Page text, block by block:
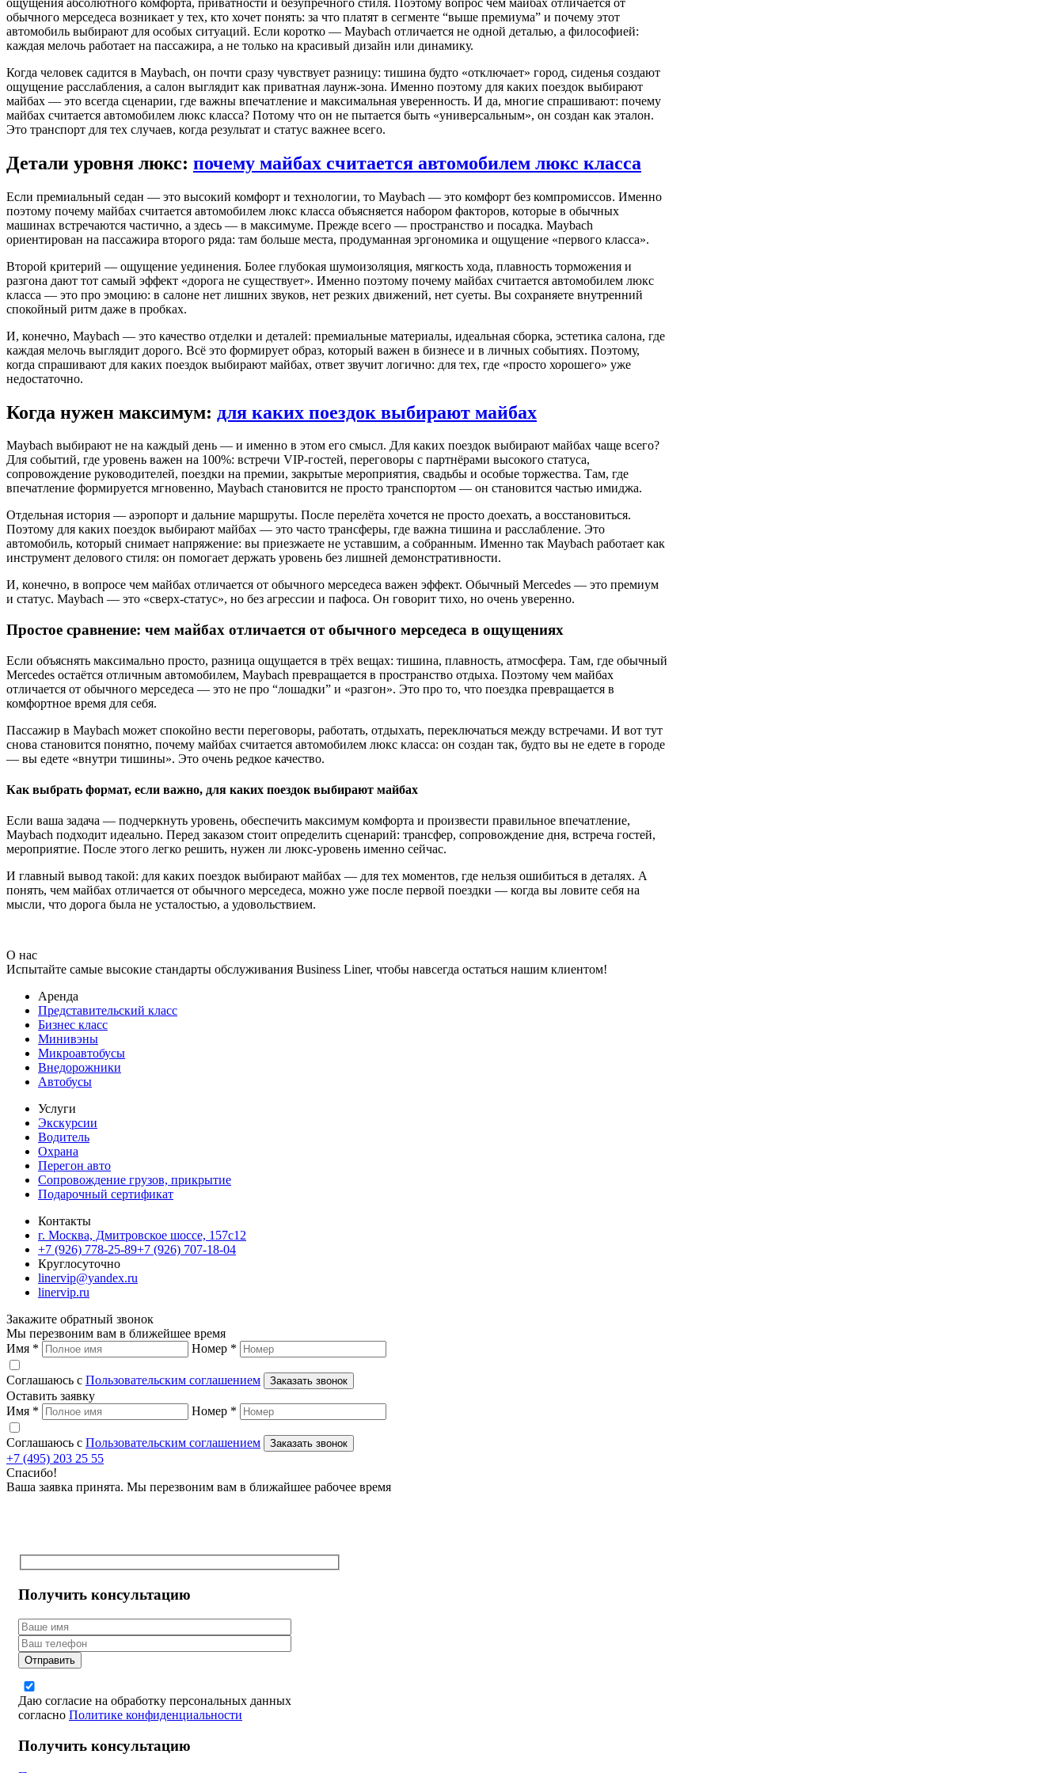
обычного мерседеса возникает у тех, кто хочет понять: за что платят в сегменте “выше премиума” и почему этот
автомобиль выбирают для особых ситуаций. Если коротко — Maybach отличается не одной деталью, а философией:
каждая мелочь работает на пассажира, а не только на красивый дизайн или динамику.
Когда человек садится в Maybach, он почти сразу чувствует разницу: тишина будто «отключает» город, сиденья создают
ощущение расслабления, а салон выглядит как приватная лаунж-зона. Именно поэтому для каких поездок выбирают
майбах — это всегда сценарии, где важны впечатление и максимальная уверенность. И да, многие спрашивают: почему
майбах считается автомобилем люкс класса? Потому что он не пытается быть «универсальным», он создан как эталон.
Это транспорт для тех случаев, когда результат и статус важнее всего.
Детали уровня люкс: почему майбах считается автомобилем люкс класса
Если премиальный седан — это высокий комфорт и технологии, то Maybach — это комфорт без компромиссов. Именно
поэтому почему майбах считается автомобилем люкс класса объясняется набором факторов, которые в обычных
машинах встречаются частично, а здесь — в максимуме. Прежде всего — пространство и посадка. Maybach
ориентирован на пассажира второго ряда: там больше места, продуманная эргономика и ощущение «первого класса».
Второй критерий — ощущение уединения. Более глубокая шумоизоляция, мягкость хода, плавность торможения и
разгона дают тот самый эффект «дорога не существует». Именно поэтому почему майбах считается автомобилем люкс
класса — это про эмоцию: в салоне нет лишних звуков, нет резких движений, нет суеты. Вы сохраняете внутренний
спокойный ритм даже в пробках.
И, конечно, Maybach — это качество отделки и деталей: премиальные материалы, идеальная сборка, эстетика салона, где
каждая мелочь выглядит дорого. Всё это формирует образ, который важен в бизнесе и в личных событиях. Поэтому,
когда спрашивают для каких поездок выбирают майбах, ответ звучит логично: для тех, где «просто хорошего» уже
недостаточно.
Когда нужен максимум: для каких поездок выбирают майбах
Maybach выбирают не на каждый день — и именно в этом его смысл. Для каких поездок выбирают майбах чаще всего?
Для событий, где уровень важен на 100%: встречи VIP-гостей, переговоры с партнёрами высокого статуса,
сопровождение руководителей, поездки на премии, закрытые мероприятия, свадьбы и особые торжества. Там, где
впечатление формируется мгновенно, Maybach становится не просто транспортом — он становится частью имиджа.
Отдельная история — аэропорт и дальние маршруты. После перелёта хочется не просто доехать, а восстановиться.
Поэтому для каких поездок выбирают майбах — это часто трансферы, где важна тишина и расслабление. Это
автомобиль, который снимает напряжение: вы приезжаете не уставшим, а собранным. Именно так Maybach работает как
инструмент делового стиля: он помогает держать уровень без лишней демонстративности.
И, конечно, в вопросе чем майбах отличается от обычного мерседеса важен эффект. Обычный Mercedes — это премиум
и статус. Maybach — это «сверх-статус», но без агрессии и пафоса. Он говорит тихо, но очень уверенно.
Простое сравнение: чем майбах отличается от обычного мерседеса в ощущениях
Если объяснять максимально просто, разница ощущается в трёх вещах: тишина, плавность, атмосфера. Там, где обычный
Mercedes остаётся отличным автомобилем, Maybach превращается в пространство отдыха. Поэтому чем майбах
отличается от обычного мерседеса — это не про “лошадки” и «разгон». Это про то, что поездка превращается в
комфортное время для себя.
Пассажир в Maybach может спокойно вести переговоры, работать, отдыхать, переключаться между встречами. И вот тут
снова становится понятно, почему майбах считается автомобилем люкс класса: он создан так, будто вы не едете в городе
— вы едете «внутри тишины». Это очень редкое качество.
Как выбрать формат, если важно, для каких поездок выбирают майбах
Если ваша задача — подчеркнуть уровень, обеспечить максимум комфорта и произвести правильное впечатление,
Maybach подходит идеально. Перед заказом стоит определить сценарий: трансфер, сопровождение дня, встреча гостей,
мероприятие. После этого легко решить, нужен ли люкс-уровень именно сейчас.
И главный вывод такой: для каких поездок выбирают майбах — для тех моментов, где нельзя ошибиться в деталях. А
понять, чем майбах отличается от обычного мерседеса, можно уже после первой поездки — когда вы ловите себя на
мысли, что дорога была не усталостью, а удовольствием.
О нас
Испытайте самые высокие стандарты обслуживания Business Liner, чтобы навсегда остаться нашим клиентом!
Аренда
Представительский класс
Бизнес класс
Минивэны
Микроавтобусы
Внедорожники
Автобусы
Услуги
Экскурсии
Водитель
Охрана
Перегон авто
Сопровождение грузов, прикрытие
Подарочный сертификат
Контакты
г. Москва, Дмитровское шоссе, 157c12
+7 (926) 778-25-89+7 (926) 707-18-04
Круглосуточно
linervip@yandex.ru
linervip.ru
Закажите обратный звонок
Мы перезвоним вам в ближейшее время
Имя * Номер *
Соглашаюсь с Пользовательским соглашением Заказать звонок
Оставить заявку
Имя * Номер *
Соглашаюсь с Пользовательским соглашением Заказать звонок
+7 (495) 203 25 55
Спасибо!
Ваша заявка принята. Мы перезвоним вам в ближайшее рабочее время
Получить консультацию
Даю согласие на обработку персональных данных
согласно Политике конфиденциальности
Получить консультацию